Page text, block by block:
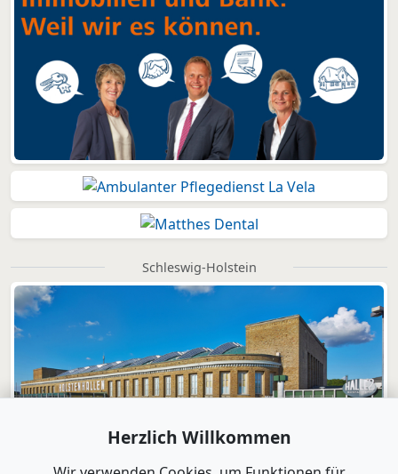
Schleswig-Holstein
Herzlich Willkommen